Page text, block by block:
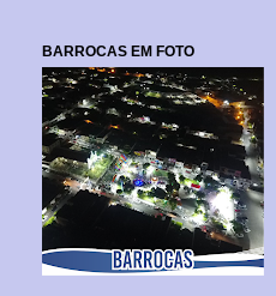
BARROCAS EM FOTO